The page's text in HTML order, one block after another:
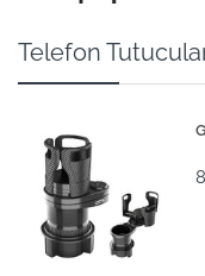
Telefon